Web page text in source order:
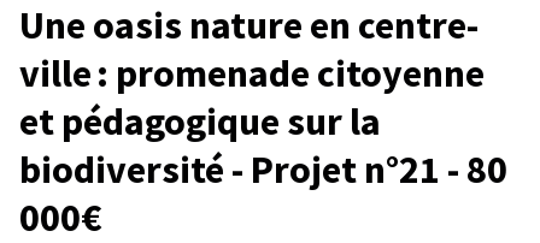
Une oasis nature en centre-
ville : promenade citoyenne
et pédagogique sur la
biodiversité - Projet n°21 - 80
000€